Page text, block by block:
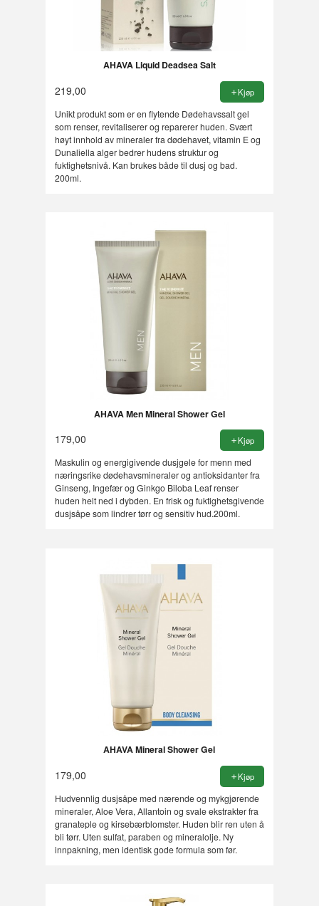
AHAVA Liquid Deadsea Salt
219,00 Kjøp
Unikt produkt som er en flytende Dødehavssalt gel
som renser, revitaliserer og reparerer huden. Svært
høyt innhold av mineraler fra dødehavet, vitamin E og
Dunaliella alger bedrer hudens struktur og
fuktighetsnivå. Kan brukes både til dusj og bad.
200ml.
AHAVA Men Mineral Shower Gel
179,00 Kjøp
Maskulin og energigivende dusjgele for menn med
næringsrike dødehavsmineraler og antioksidanter fra
Ginseng, Ingefær og Ginkgo Biloba Leaf renser
huden helt ned i dybden. En frisk og fuktighetsgivende
dusjsåpe som lindrer tørr og sensitiv hud.200ml.
AHAVA Mineral Shower Gel
179,00 Kjøp
Hudvennlig dusjsåpe med nærende og mykgjørende
mineraler, Aloe Vera, Allantoin og svale ekstrakter fra
granateple og kirsebærblomster. Huden blir ren uten å
bli tørr. Uten sulfat, paraben og mineralolje. Ny
innpakning, men identisk gode formula som før.